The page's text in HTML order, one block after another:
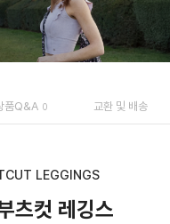
품Q&A 0 교환 및 배송
LEGGINGS
츠컷 레깅스